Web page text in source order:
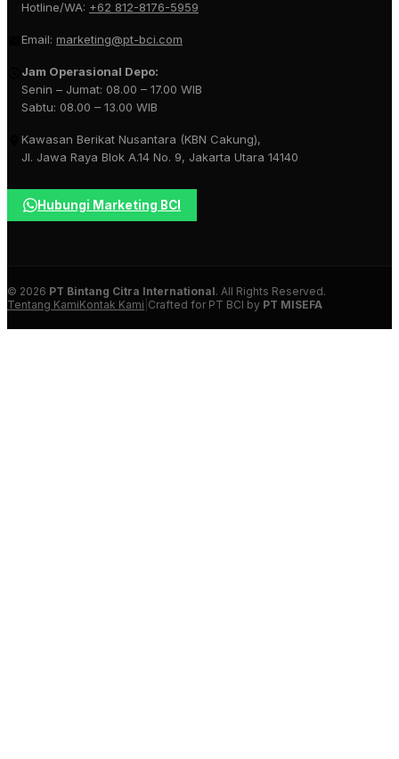
Hotline/WA: +62 812-8176-5959
Email: marketing@pt-bci.com
Jam Operasional Depo:
Senin – Jumat: 08.00 – 17.00 WIB
Sabtu: 08.00 – 13.00 WIB
Kawasan Berikat Nusantara (KBN Cakung),
Jl. Jawa Raya Blok A.14 No. 9, Jakarta Utara 14140
Hubungi Marketing BCI
© 2026 PT Bintang Citra International. All Rights Reserved.
Tentang KamiKontak Kami Crafted for PT BCI by PT MISEFA